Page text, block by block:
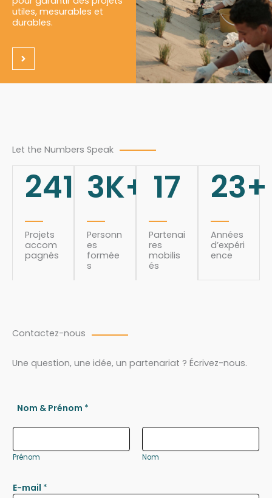
Let the Numbers Speak
utiles, mesurables et
durables.
241
Projets
accom
pagnés
3K+
Personn
es
formée
s
17
Partenai
res
mobilis
és
23+
Années
d’expéri
ence
Contactez-nous
Une question, une idée, un partenariat ? Écrivez-nous.
Nom & Prénom *
Prénom Nom
E-mail *